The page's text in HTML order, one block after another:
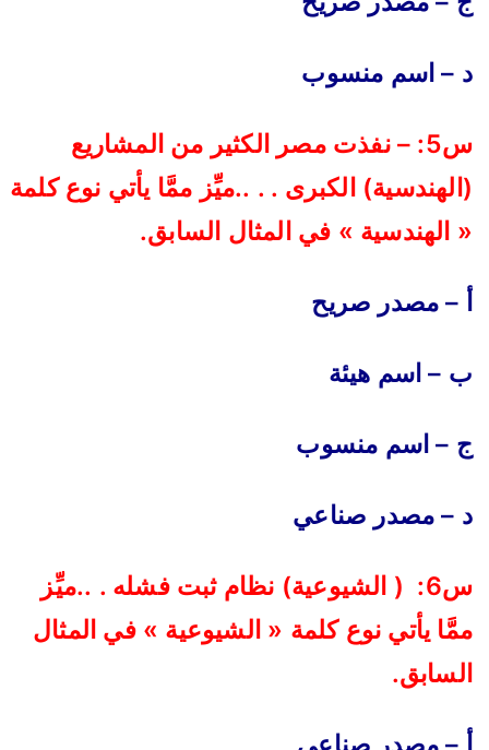
د – اسم منسوب
س5: – نفذت مصر الكثير من المشاريع
(الهندسية) الكبرى . . ..ميِّز ممَّا يأتي نوع كلمة
« الهندسية » في المثال السابق.
أ – مصدر صريح
ب – اسم هيئة
ج – اسم منسوب
د – مصدر صناعي
س6: ( الشيوعية) نظام ثبت فشله . ..ميِّز
ممَّا يأتي نوع كلمة « الشيوعية » في المثال
السابق.